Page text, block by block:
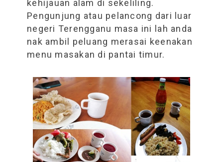
kehijauan alam di sekeliling.
Pengunjung atau pelancong dari luar
negeri Terengganu masa ini lah anda
nak ambil peluang merasai keenakan
menu masakan di pantai timur.